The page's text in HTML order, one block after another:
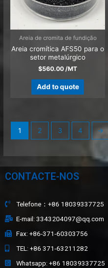
Areia de cromita de fundição
Areia cromítica AFS50 para o
setor metalúrgico
$560.00 /MT
Add to quote
1 2 3 4 →
CONTACTE-NOS
Telefone：+86 18039337725
E-mail: 3343204097@qq.com
Fax: +86-371-60303756
TEL: +86 371-63211282
Whatsapp: +86 18039337725